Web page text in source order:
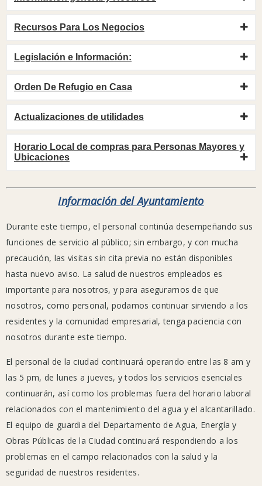
Public
los
y
la
Mundial
de
Salud.
Instalaciones
actuales
de
la
ciudad
que
están
Ayuntamiento
(cerrado
al
público,
el
personal
Recursos Para Los Negocios
Legislación e Información:
Orden De Refugio en Casa
Actualizaciones de utilidades
Horario Local de compras para Personas Mayores y
Ubicaciones
Información del Ayuntamiento
Durante este tiempo, el personal continúa desempeñando sus
funciones de servicio al público; sin embargo, y con mucha
precaución, las visitas sin cita previa no están disponibles
hasta nuevo aviso. La salud de nuestros empleados es
importante para nosotros, y para asegurarnos de que
nosotros, como personal, podamos continuar sirviendo a los
residentes y la comunidad empresarial, tenga paciencia con
nosotros durante este tiempo.
El personal de la ciudad continuará operando entre las 8 am y
las 5 pm, de lunes a jueves, y todos los servicios esenciales
continuarán, así como los problemas fuera del horario laboral
relacionados con el mantenimiento del agua y el alcantarillado.
El equipo de guardia del Departamento de Agua, Energía y
Obras Públicas de la Ciudad continuará respondiendo a los
problemas en el campo relacionados con la salud y la
seguridad de nuestros residentes.